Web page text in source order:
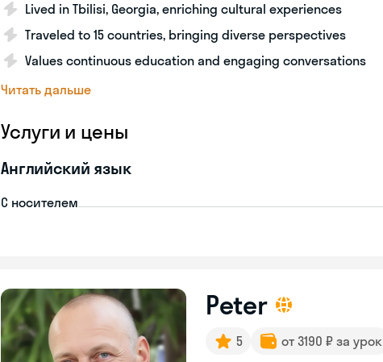
Lived in Tbilisi, Georgia, enriching cultural experiences
Traveled to 15 countries, bringing diverse perspectives
Values continuous education and engaging conversations
Читать дальше
Услуги и цены
Английский язык
С носителем
Peter
5 от 3190 ₽ за урок